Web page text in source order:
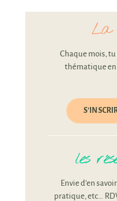
La
Chaque mois,
thématique en
les
Envie d’en
pratique, etc…